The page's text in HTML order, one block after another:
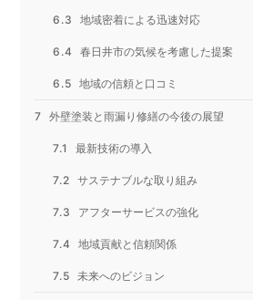
地域密着による迅速対応
春日井市の気候を考慮した提案
地域の信頼と口コミ
外壁塗装と雨漏り修繕の今後の展望
最新技術の導入
サステナブルな取り組み
アフターサービスの強化
地域貢献と信頼関係
未来へのビジョン